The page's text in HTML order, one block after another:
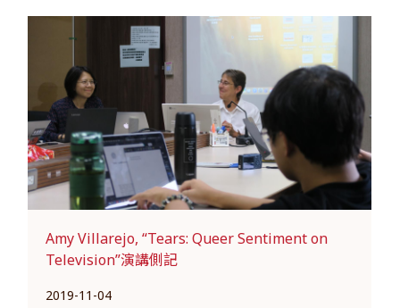
Amy Villarejo, “Tears: Queer Sentiment on
Television”演講側記
2019-11-04